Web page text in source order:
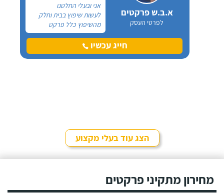
א.ב.ש פרקטים
לפרטי העסק
אני ובעלי החלטנו
לעשות שיפוץ בבית וחלק
מהשיפוץ כלל פרקט
למינציה שיותקן מעל
הריצוף (הישן) הקיים. קנינו
את הפרקט מחנות חיצונית
חייג עכשיו
הצג עוד בעלי מקצוע
מחירון מתקיני פרקטים